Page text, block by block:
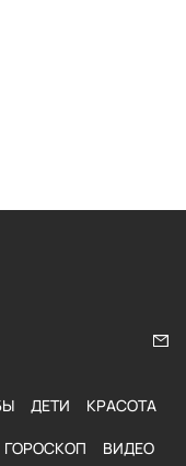
ДЕТИ КРАСОТА
ГОРОСКОП ВИДЕО